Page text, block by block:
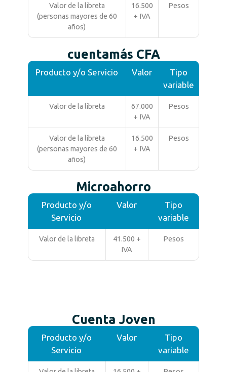
Valor de la libreta
(personas mayores de 60
años)
16.500
+ IVA
Pesos
cuentamás CFA
Producto y/o Servicio Valor
Tipo
variable
Valor de la libreta
67.000
+ IVA
Pesos
Valor de la libreta
(personas mayores de 60
años)
16.500
+ IVA
Pesos
Microahorro
Producto y/o
Servicio
Valor
Tipo
variable
Valor de la libreta
41.500 +
IVA
Pesos
Cuenta Joven
Producto y/o
Servicio
Valor
Tipo
variable